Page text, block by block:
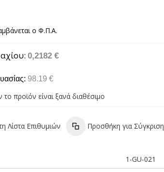
0,2182 €
98.19 €
προϊόν είναι ξανά διαθέσιμο
Λίστα Επιθυμιών Προσθήκη για Σύγκριση
1-GU-021